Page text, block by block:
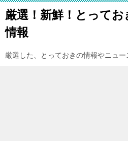
厳選！新鮮！とってお
情報
厳選した、とっておきの情報やニュ